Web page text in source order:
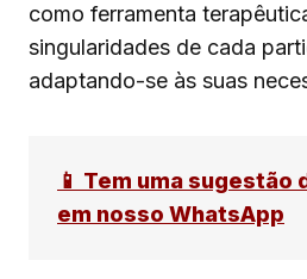
como ferramenta
singularidades de cada
adaptando-se às suas
📱 Tem uma sugestão
em nosso WhatsApp